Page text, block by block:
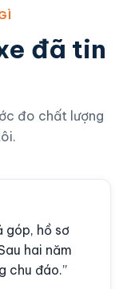
đã tin
đo chất lượng
góp, hồ sơ
hai năm
chu đáo.”